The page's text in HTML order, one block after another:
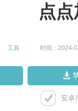
点
工具 时间：2024-
安卓